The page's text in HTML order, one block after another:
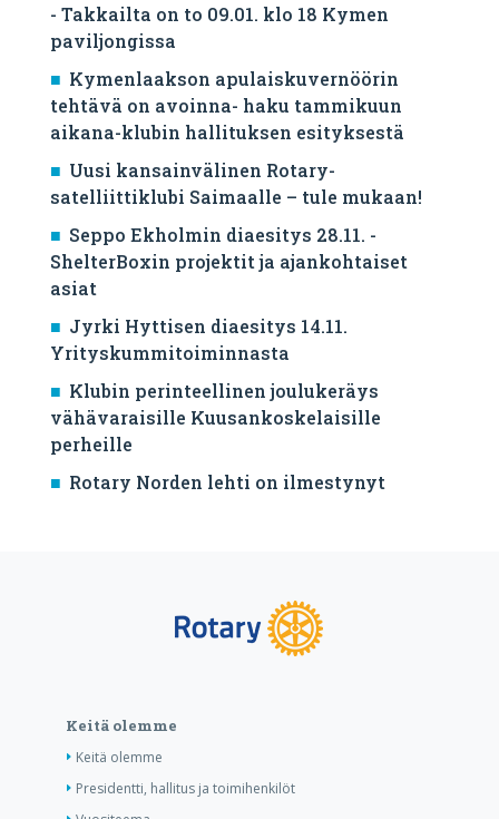
- Takkailta on to 09.01. klo 18 Kymen
paviljongissa
Kymenlaakson apulaiskuvernöörin
tehtävä on avoinna- haku tammikuun
aikana-klubin hallituksen esityksestä
Uusi kansainvälinen Rotary-
satelliittiklubi Saimaalle – tule mukaan!
Seppo Ekholmin diaesitys 28.11. -
ShelterBoxin projektit ja ajankohtaiset
asiat
Jyrki Hyttisen diaesitys 14.11.
Yrityskummitoiminnasta
Klubin perinteellinen joulukeräys
vähävaraisille Kuusankoskelaisille
perheille
Rotary Norden lehti on ilmestynyt
Keitä olemme
Keitä olemme
Presidentti, hallitus ja toimihenkilöt